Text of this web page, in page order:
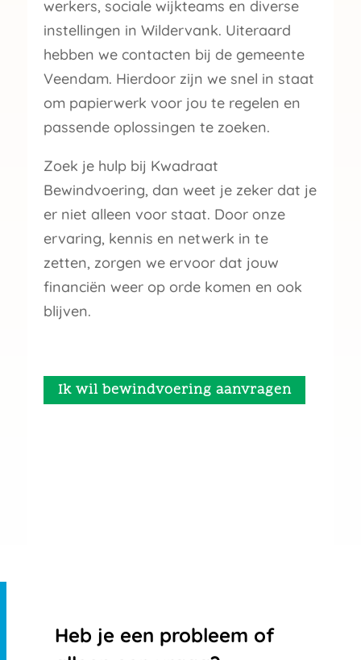
werkers, sociale wijkteams en diverse
instellingen in Wildervank. Uiteraard
hebben we contacten bij de gemeente
Veendam. Hierdoor zijn we snel in staat
om papierwerk voor jou te regelen en
passende oplossingen te zoeken.
Zoek je hulp bij Kwadraat
Bewindvoering, dan weet je zeker dat je
er niet alleen voor staat. Door onze
ervaring, kennis en netwerk in te
zetten, zorgen we ervoor dat jouw
financiën weer op orde komen en ook
blijven.
Ik wil bewindvoering aanvragen
Heb je een probleem of